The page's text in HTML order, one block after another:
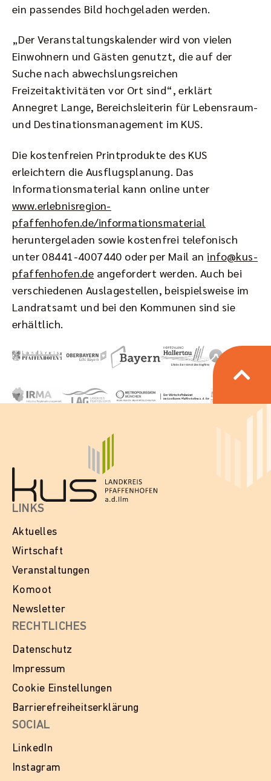
ein passendes Bild hochgeladen werden.
„Der Veranstaltungskalender wird von vielen
Einwohnern und Gästen genutzt, die auf der
Suche nach abwechslungsreichen
Freizeitaktivitäten vor Ort sind“, erklärt
Annegret Lange, Bereichsleiterin für Lebensraum-
und Destinationsmanagement im KUS.
Die kostenfreien Printprodukte des KUS
erleichtern die Ausflugsplanung. Das
Informationsmaterial kann online unter
www.erlebnisregion-
pfaffenhofen.de/informationsmaterial
heruntergeladen sowie kostenfrei telefonisch
unter 08441-4007440 oder per Mail an info@kus-
pfaffenhofen.de angefordert werden. Auch bei
verschiedenen Auslagestellen, beispielsweise im
Landratsamt und bei den Kommunen sind sie
erhältlich.
LINKS
Aktuelles
Wirtschaft
Veranstaltungen
Komoot
Newsletter
RECHTLICHES
Datenschutz
Impressum
Cookie Einstellungen
Barrierefreiheitserklärung
SOCIAL
LinkedIn
Instagram